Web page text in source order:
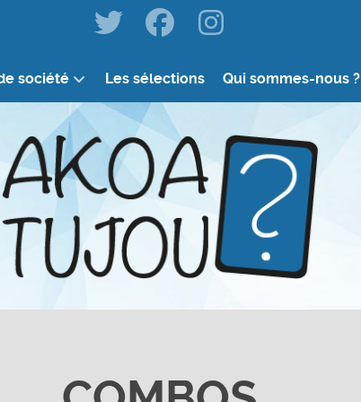
société Les sélections Qui sommes-nous ?